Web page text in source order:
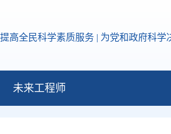
高全民科学素质服务 | 为党和政府科学
未来工程师